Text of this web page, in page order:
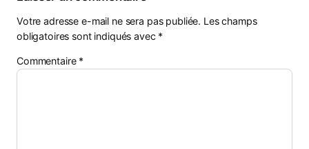
Votre adresse e-mail ne sera pas publiée. Les champs
obligatoires sont indiqués avec *
Commentaire *